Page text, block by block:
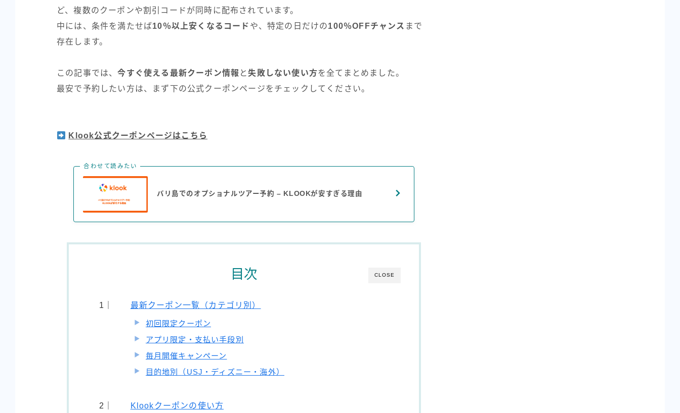
ど、複数のクーポンや割引コードが同時に配布されています。
中には、条件を満たせば10％以上安くなるコード や、特定の日だけの100％OFFチャンス まで
存在します。
この記事では、今すぐ使える最新クーポン情報 と失敗しない使い方を全てまとめました。
最安で予約したい方は、まず下の公式クーポンページをチェックしてください。
Klook公式クーポンページはこちら
合わせて読みたい
バリ島でのオプショナルツアー予約 – KLOOKが安すぎる理由
CLOSE
目次
最新クーポン一覧（カテゴリ別）
初回限定クーポン
アプリ限定・支払い手段別
毎月開催キャンペーン
目的地別（USJ・ディズニー・海外）
Klookクーポンの使い方